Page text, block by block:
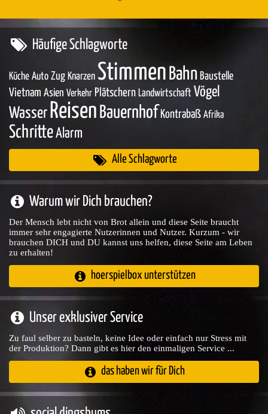
Häufige Schlagworte
Küche Auto Zug Knarzen Stimmen Bahn Baustelle
Vietnam Asien Verkehr Plätschern Landwirtschaft Vögel
Wasser Reisen Bauernhof Kontrabaß Afrika
SchritteAlarm
Alle Schlagworte
Warum wir Dich brauchen?
Der Mensch lebt nicht von Brot allein und diese Seite braucht
immer sehr engagierte Nutzerinnen und Nutzer. Kurzum - wir
brauchen DICH und DU kannst uns helfen, diese Seite am Leben
zu erhalten!
hoerspielbox unterstützen
Unser exklusiver Service
Zu faul selber zu basteln, keine Idee oder einfach nur Stress mit
der Produktion? Dann gibt es hier den einmaligen Service ...
das haben wir für Dich